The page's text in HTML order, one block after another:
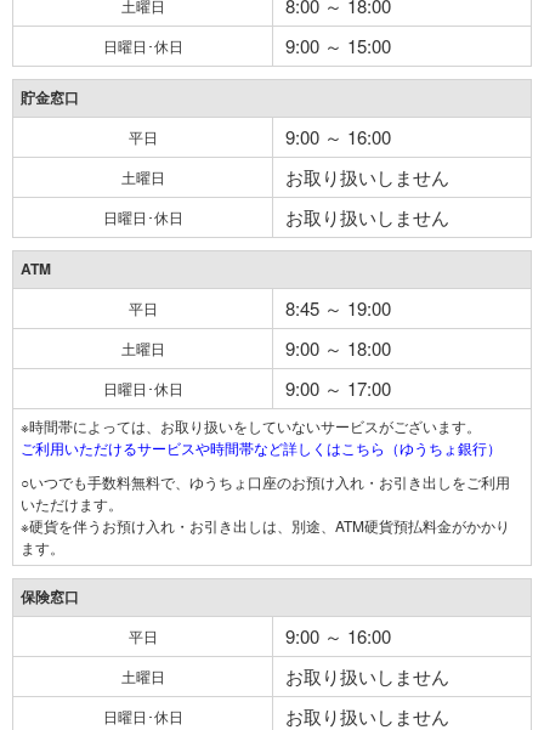
土曜日 8:00 ～ 18:00
日曜日･休日 9:00 ～ 15:00
貯金窓口
平日 9:00 ～ 16:00
土曜日 お取り扱いしません
日曜日･休日 お取り扱いしません
ATM
平日 8:45 ～ 19:00
土曜日 9:00 ～ 18:00
日曜日･休日 9:00 ～ 17:00
※時間帯によっては、お取り扱いをしていないサービスがございます。
ご利用いただけるサービスや時間帯など詳しくはこちら（ゆうちょ銀行）
○いつでも手数料無料で、ゆうちょ口座のお預け入れ・お引き出しをご利用
いただけます。
※硬貨を伴うお預け入れ・お引き出しは、別途、ATM硬貨預払料金がかかり
ます。
保険窓口
平日 9:00 ～ 16:00
土曜日 お取り扱いしません
日曜日･休日 お取り扱いしません